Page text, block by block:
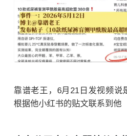
靠谱老王，6月21日发视频说
根据他小红书的贴文联系到他